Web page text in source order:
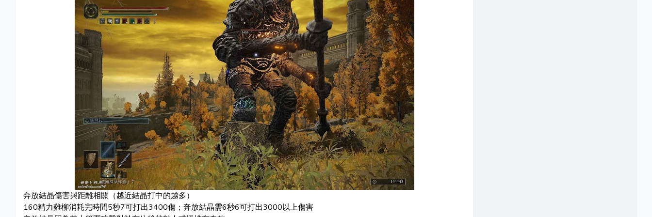
奔放結晶傷害與距離相關（越近結晶打中的越多）
160精力雞柳消耗完時間5秒7可打出3400傷；奔放結晶需6秒6可打出3000以上傷害